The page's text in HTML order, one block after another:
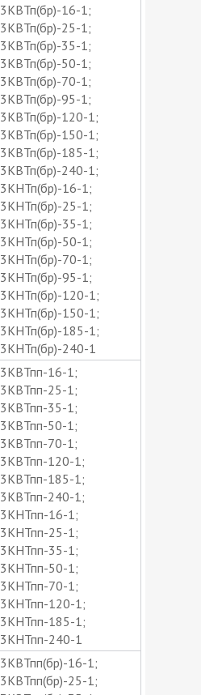
3КВТп(бр)-16-1;
3КВТп(бр)-25-1;
3КВТп(бр)-35-1;
3КВТп(бр)-50-1;
3КВТп(бр)-70-1;
3КВТп(бр)-95-1;
3КВТп(бр)-120-1;
3КВТп(бр)-150-1;
3КВТп(бр)-185-1;
3КВТп(бр)-240-1;
3КНТп(бр)-16-1;
3КНТп(бр)-25-1;
3КНТп(бр)-35-1;
3КНТп(бр)-50-1;
3КНТп(бр)-70-1;
3КНТп(бр)-95-1;
3КНТп(бр)-120-1;
3КНТп(бр)-150-1;
3КНТп(бр)-185-1;
3КНТп(бр)-240-1
3КВТпп-16-1;
3КВТпп-25-1;
3КВТпп-35-1;
3КВТпп-50-1;
3КВТпп-70-1;
3КВТпп-120-1;
3КВТпп-185-1;
3КВТпп-240-1;
3КНТпп-16-1;
3КНТпп-25-1;
3КНТпп-35-1;
3КНТпп-50-1;
3КНТпп-70-1;
3КНТпп-120-1;
3КНТпп-185-1;
3КНТпп-240-1
3КВТпп(бр)-16-1;
3КВТпп(бр)-25-1;